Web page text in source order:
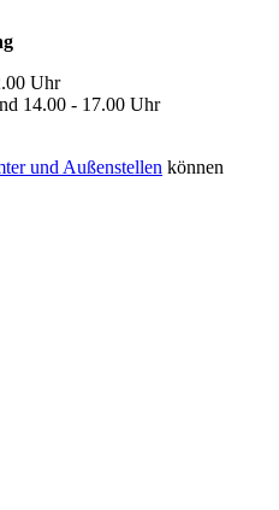
Uhr
14.00 - 17.00 Uhr
und Außenstellen können